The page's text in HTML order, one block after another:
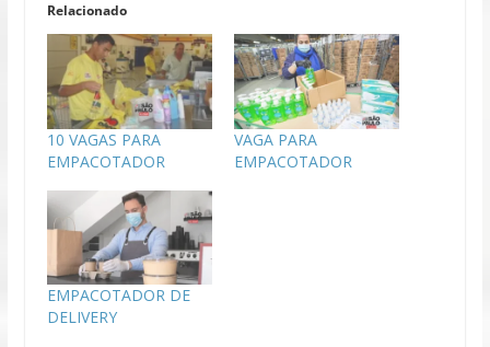
Relacionado
10 VAGAS PARA
EMPACOTADOR
VAGA PARA
EMPACOTADOR
EMPACOTADOR DE
DELIVERY